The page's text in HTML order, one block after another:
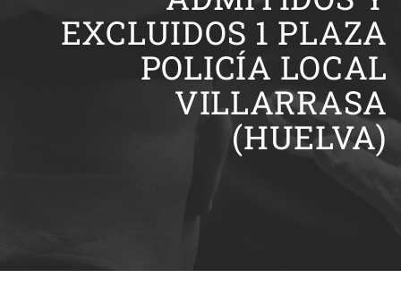
EXCLUIDOS 1 PLAZA
POLICÍA LOCAL
VILLARRASA
(HUELVA)